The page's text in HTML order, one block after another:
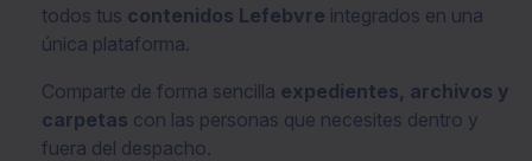
todos tus contenidos Lefebvre integrados en una
única plataforma.
Comparte de forma sencilla expedientes, archivos y
carpetas con las personas que necesites dentro y
fuera del despacho.